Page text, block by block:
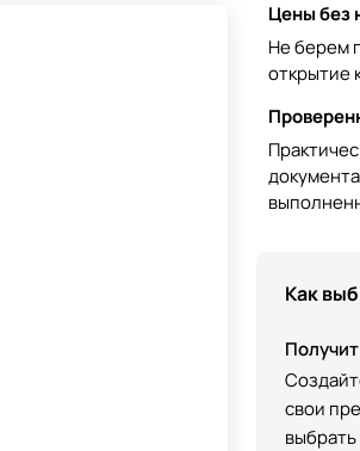
Цены без
Не берем
открытие
Как
свои